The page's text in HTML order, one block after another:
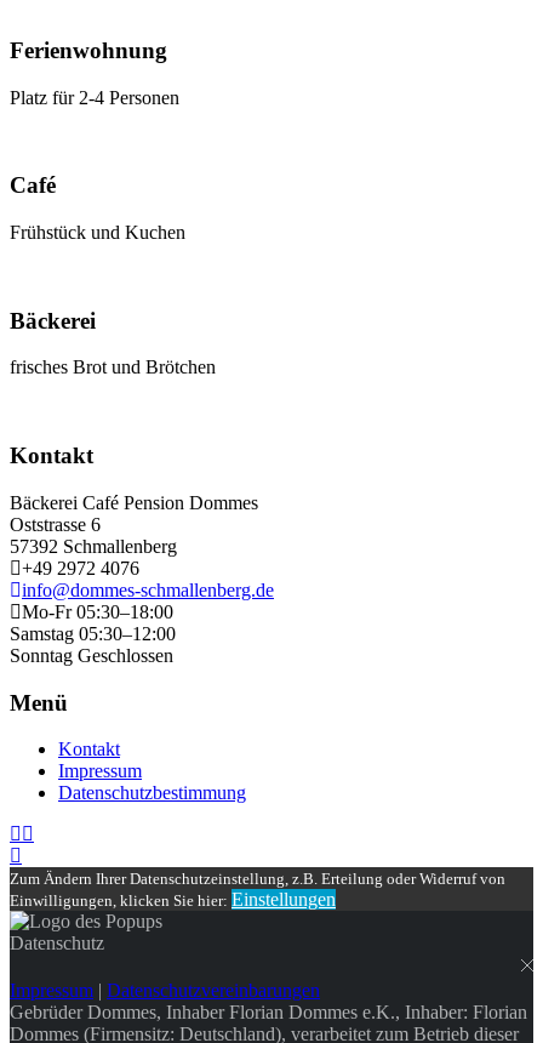
Ferienwohnung
Platz für 2-4 Personen
Café
Frühstück und Kuchen
Bäckerei
frisches Brot und Brötchen
Kontakt
Bäckerei Café Pension Dommes
Oststrasse 6
57392 Schmallenberg
+49 2972 4076
info@dommes-schmallenberg.de
Mo-Fr 05:30–18:00
Samstag 05:30–12:00
Sonntag Geschlossen
Menü
Kontakt
Impressum
Datenschutzbestimmung
Zum Ändern Ihrer Datenschutzeinstellung, z.B. Erteilung oder Widerruf von
Einwilligungen, klicken Sie hier: Einstellungen
Datenschutz
Impressum | Datenschutzvereinbarungen
Gebrüder Dommes, Inhaber Florian Dommes e.K., Inhaber: Florian
Dommes (Firmensitz: Deutschland), verarbeitet zum Betrieb dieser